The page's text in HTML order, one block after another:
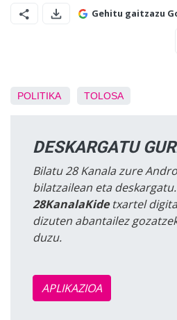
Gehitu gaitzazu
POLITIKA TOLOSA
DESKARGATU
Bilatu 28 Kanala zure
bilatzailean eta
28KanalaKidetxartel
dizuten abantailez
duzu.
APLIKAZIOA